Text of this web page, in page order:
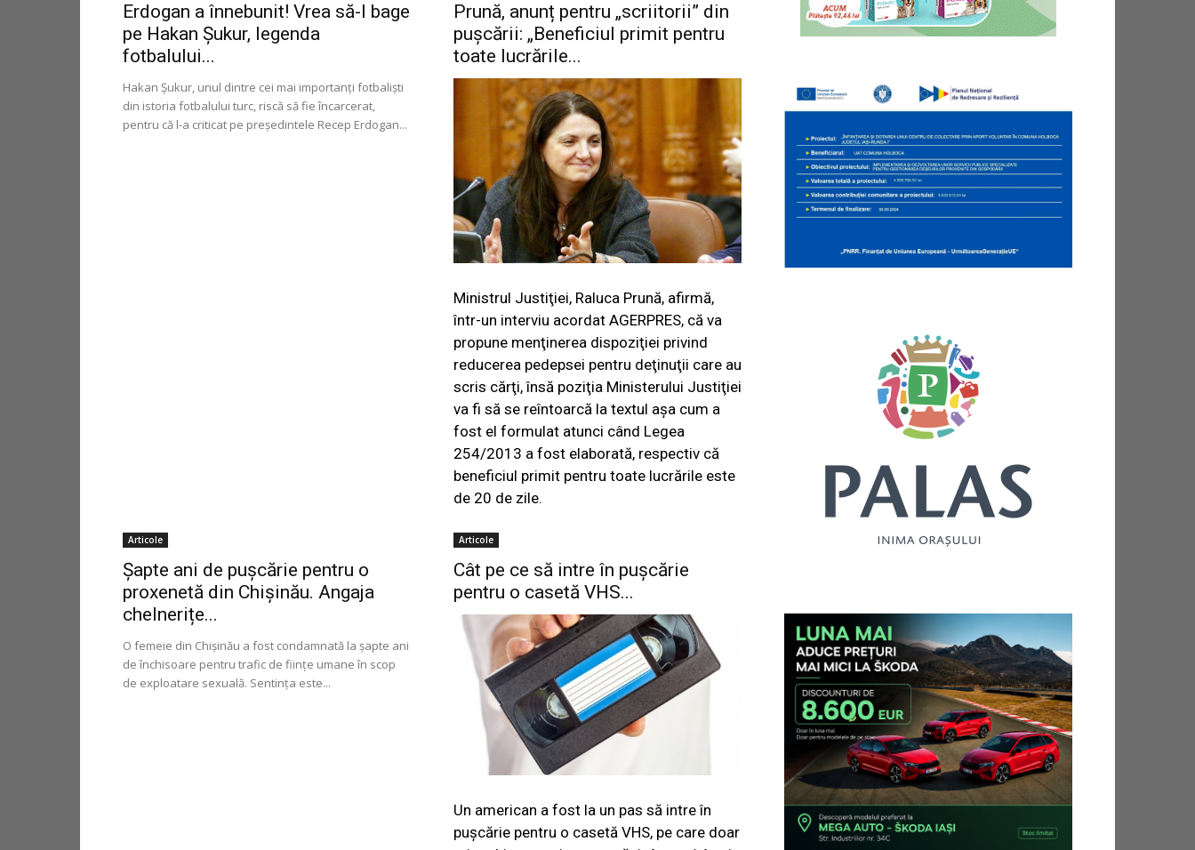
Erdogan a înnebunit! Vrea să-l bage
pe Hakan Șukur, legenda
fotbalului...
Hakan Șukur, unul dintre cei mai importanți fotbaliști
din istoria fotbalului turc, riscă să fie încarcerat,
pentru că l-a criticat pe președintele Recep Erdogan...
Prună, anunț pentru „scriitorii” din
puşcării: „Beneficiul primit pentru
toate lucrările...
Ministrul Justiţiei, Raluca Prună, afirmă,
într-un interviu acordat AGERPRES, că va
propune menţinerea dispoziţiei privind
reducerea pedepsei pentru deţinuţii care au
scris cărţi, însă poziţia Ministerului Justiţiei
va fi să se reîntoarcă la textul aşa cum a
fost el formulat atunci când Legea
254/2013 a fost elaborată, respectiv că
beneficiul primit pentru toate lucrările este
de 20 de zile.
Articole
Șapte ani de pușcărie pentru o
proxenetă din Chișinău. Angaja
chelnerițe...
O femeie din Chişinău a fost condamnată la şapte ani
de închisoare pentru trafic de fiinţe umane în scop
de exploatare sexuală. Sentinţa este...
Articole
Cât pe ce să intre în puşcărie
pentru o casetă VHS...
Un american a fost la un pas să intre în
puşcărie pentru o casetă VHS, pe care doar